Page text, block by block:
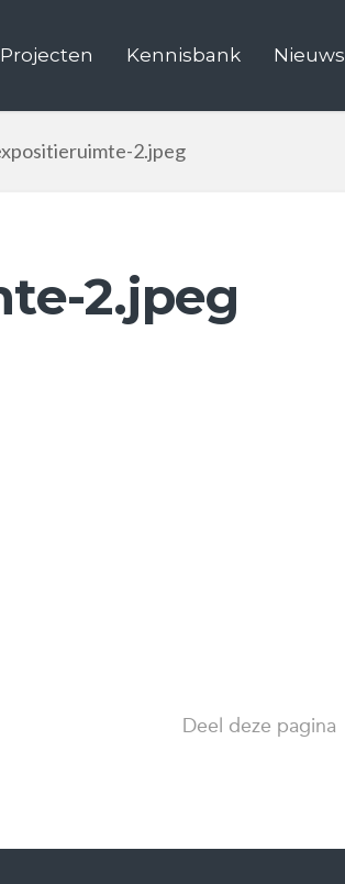
Projecten Kennisbank Nieuws
2.jpeg
2.jpeg
Deel deze pagina